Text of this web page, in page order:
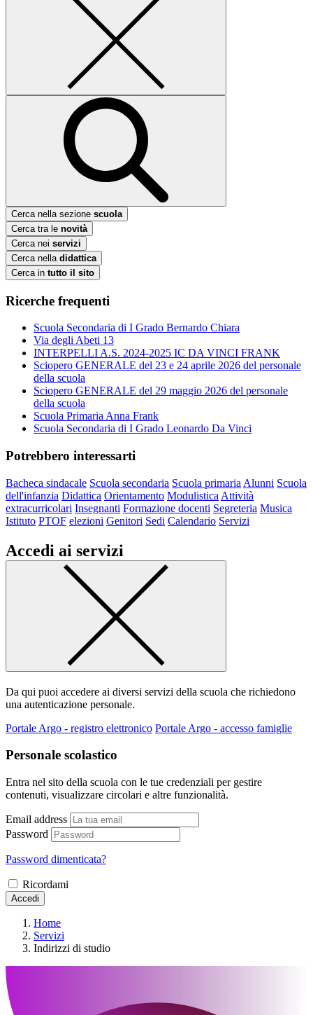
Cerca nella sezione scuola
Cerca tra le novità
Cerca nei servizi
Cerca nella didattica
Cerca in tutto il sito
Ricerche frequenti
Scuola Secondaria di I Grado Bernardo Chiara
Via degli Abeti 13
INTERPELLI A.S. 2024-2025 IC DA VINCI FRANK
Sciopero GENERALE del 23 e 24 aprile 2026 del personale
della scuola
Sciopero GENERALE del 29 maggio 2026 del personale
della scuola
Scuola Primaria Anna Frank
Scuola Secondaria di I Grado Leonardo Da Vinci
Potrebbero interessarti
Bacheca sindacale Scuola secondaria Scuola primaria Alunni Scuola
dell'infanzia Didattica Orientamento Modulistica Attività
extracurricolari Insegnanti Formazione docenti Segreteria Musica
Istituto PTOF elezioni Genitori Sedi Calendario Servizi
Accedi ai servizi
Da qui puoi accedere ai diversi servizi della scuola che richiedono
una autenticazione personale.
Portale Argo - registro elettronico Portale Argo - accesso famiglie
Personale scolastico
Entra nel sito della scuola con le tue credenziali per gestire
contenuti, visualizzare circolari e altre funzionalità.
Email address
Password
Password dimenticata?
Ricordami
Accedi
Home
Servizi
Indirizzi di studio